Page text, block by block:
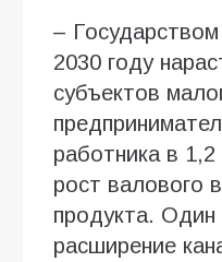
–
2030 году
субъектов
работника в
рост валового
продукта. Один
расширение